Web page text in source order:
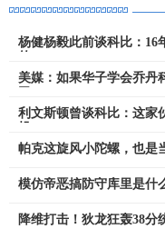
杨健杨毅此前谈科比：16
美媒：如果华子学会乔丹
利文斯顿曾谈科比：这家
帕克这旋风小陀螺，也是
模仿帝恶搞防守库里是什
降维打击！狄龙狂轰38分